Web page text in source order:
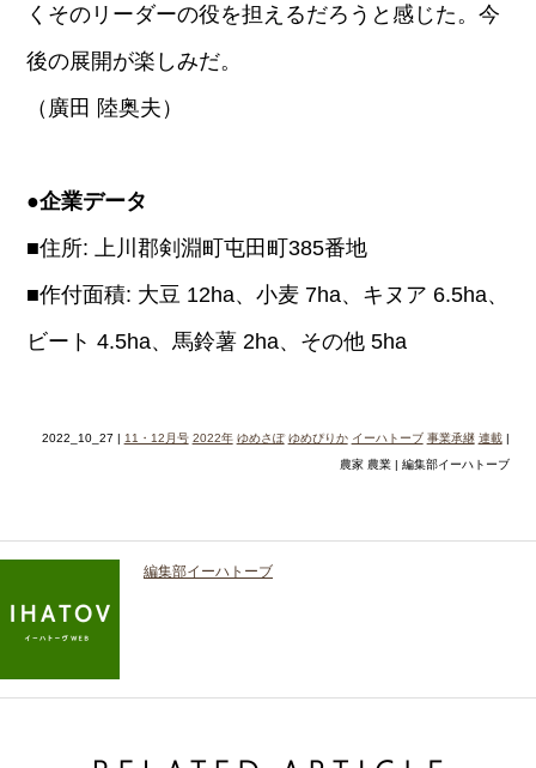
くそのリーダーの役を担えるだろうと感じた。今
後の展開が楽しみだ。
（廣田 陸奥夫）
●企業データ
■住所: 上川郡剣淵町屯田町385番地
■作付面積: 大豆 12ha、小麦 7ha、キヌア 6.5ha、
ビート 4.5ha、馬鈴薯 2ha、その他 5ha
2022_10_27 | 11・12月号 2022年 ゆめさぽ ゆめぴりか イーハトーブ 事業承継 連載|
農家 農業 | 編集部イーハトーブ
編集部イーハトーブ